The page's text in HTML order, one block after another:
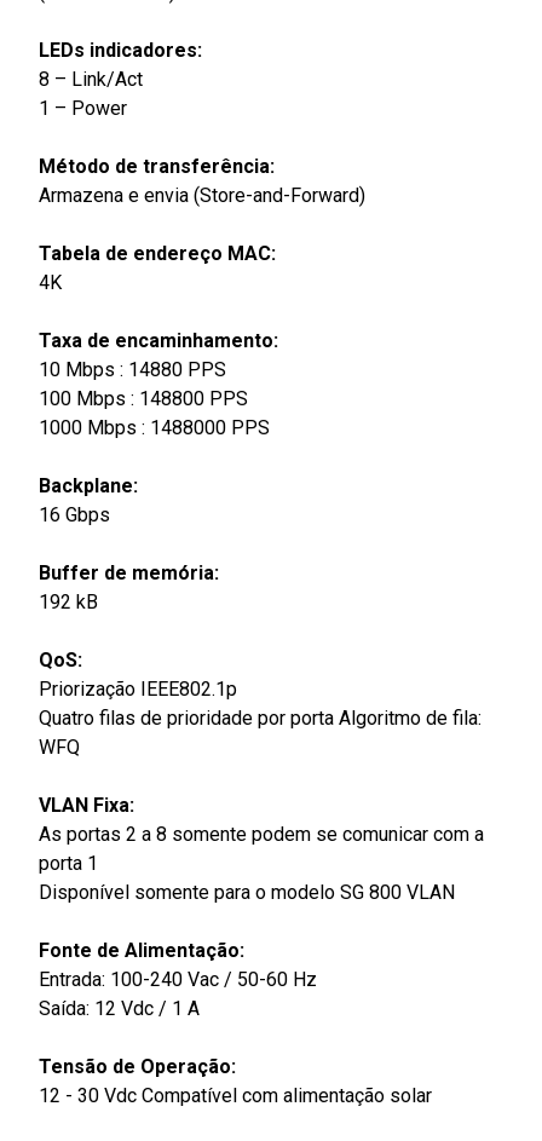
LEDs indicadores:
8 – Link/Act
1 – Power
Método de transferência:
Armazena e envia (Store-and-Forward)
Tabela de endereço MAC:
4K
Taxa de encaminhamento:
10 Mbps : 14880 PPS
100 Mbps : 148800 PPS
1000 Mbps : 1488000 PPS
Backplane:
16 Gbps
Buffer de memória:
192 kB
QoS:
Priorização IEEE802.1p
Quatro filas de prioridade por porta Algoritmo de fila:
WFQ
VLAN Fixa:
As portas 2 a 8 somente podem se comunicar com a
porta 1
Disponível somente para o modelo SG 800 VLAN
Fonte de Alimentação:
Entrada: 100-240 Vac / 50-60 Hz
Saída: 12 Vdc / 1 A
Tensão de Operação:
12 - 30 Vdc Compatível com alimentação solar